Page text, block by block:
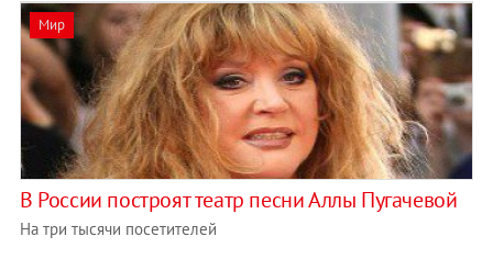
Мир
В России построят театр песни Аллы Пугачевой
На три тысячи посетителей